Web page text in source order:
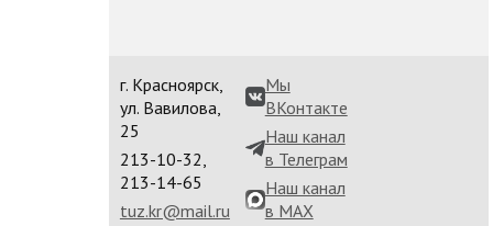
г. Красноярск,
ул. Вавилова,
25
213-10-32,
213-14-65
tuz.kr@mail.ru
Мы
ВКонтакте
Наш канал
в Телеграм
Наш канал
в MAX